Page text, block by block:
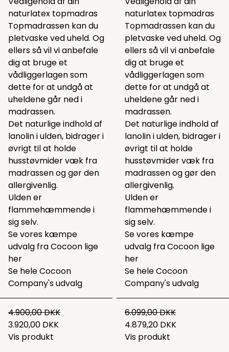
naturlatex topmadras
Topmadrassen kan du
pletvaske ved uheld. Og
ellers så vil vi anbefale
dig at bruge et
vådliggerlagen som
dette for at undgå at
uheldene går ned i
madrassen.
Det naturlige indhold af
lanolin i ulden, bidrager i
øvrigt til at holde
husstøvmider væk fra
madrassen og gør den
allergivenlig.
Ulden er
flammehæmmende i
sig selv.
Se vores kæmpe
udvalg fra Cocoon lige
her
Se heleCocoon
Company's udvalg
4.900,00 DKK
3.920,00 DKK
Vis produkt
naturlatex topmadras
Topmadrassen kan du
pletvaske ved uheld. Og
ellers så vil vi anbefale
dig at bruge et
vådliggerlagen som
dette for at undgå at
uheldene går ned i
madrassen.
Det naturlige indhold af
lanolin i ulden, bidrager i
øvrigt til at holde
husstøvmider væk fra
madrassen og gør den
allergivenlig.
Ulden er
flammehæmmende i
sig selv.
Se vores kæmpe
udvalg fra Cocoon lige
her
Se heleCocoon
Company's udvalg
6.099,00 DKK
4.879,20 DKK
Vis produkt